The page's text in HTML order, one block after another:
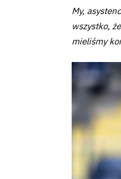
schedule
Tickets
Contact
My,
wszystko,
mieliśmy